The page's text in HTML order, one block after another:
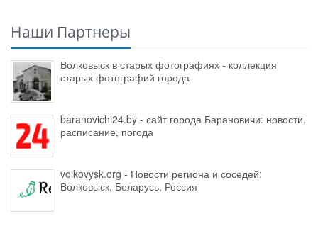
Наши Партнеры
Волковыск в старых фотографиях - коллекция
старых фотографий города
baranovichi24.by - сайт города Барановичи: новости,
расписание, погода
volkovysk.org - Новости региона и соседей:
Волковыск, Беларусь, Россия